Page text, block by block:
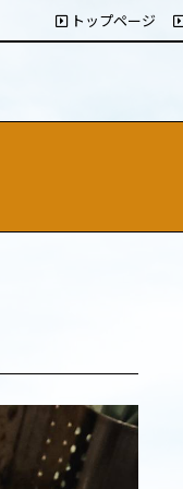
トップページ